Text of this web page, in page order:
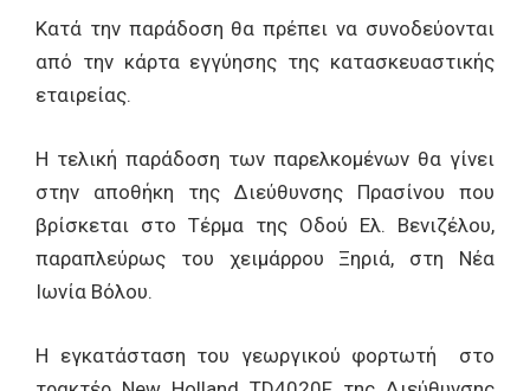
Κατά την παράδοση θα πρέπει να συνοδεύονται
από την κάρτα εγγύησης της κατασκευαστικής
εταιρείας.
Η τελική παράδοση των παρελκομένων θα γίνει
στην αποθήκη της Διεύθυνσης Πρασίνου που
βρίσκεται στο Τέρμα της Οδού Ελ. Βενιζέλου,
παραπλεύρως του χειμάρρου Ξηριά, στη Νέα
Ιωνία Βόλου.
Η εγκατάσταση του γεωργικού φορτωτή στο